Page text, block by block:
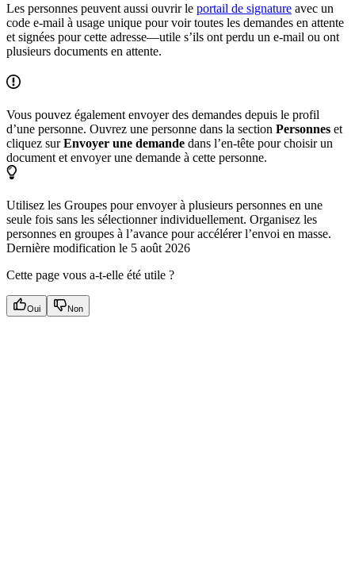
Les personnes peuvent aussi ouvrir le portail de signature avec un
code e-mail à usage unique pour voir toutes les demandes en attente
et signées pour cette adresse—utile s’ils ont perdu un e-mail ou ont
plusieurs documents en attente.
Vous pouvez également envoyer des demandes depuis le profil
d’une personne. Ouvrez une personne dans la section Personnes et
cliquez surEnvoyer une demande dans l’en-tête pour choisir un
document et envoyer une demande à cette personne.
Utilisez les Groupes pour envoyer à plusieurs personnes en une
seule fois sans les sélectionner individuellement. Organisez les
personnes en groupes à l’avance pour accélérer l’envoi en masse.
Dernière modification le 5 août 2026
Cette page vous a-t-elle été utile ?
Oui Non